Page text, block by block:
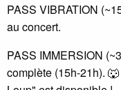
PASS VIBRATION
au concert.
PASS IMMERSION
complète (15h-21h).